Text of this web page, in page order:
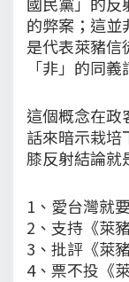
的弊案；這並
是代表萊豬信
「非」的同
這個概念在政
話來暗示栽培
膝反射結論就
1、愛台灣就
2、支持《萊
3、批評《萊
4、票不投《